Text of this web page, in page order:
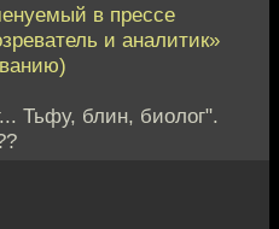
в прессе
и аналитик»
Тьфу, блин, биолог".